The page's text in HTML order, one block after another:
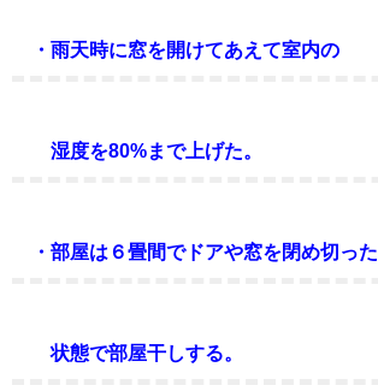
・雨天時に窓を開けてあえて室内の
湿度を80%まで上げた。
・部屋は６畳間でドアや窓を閉め切った
状態で部屋干しする。